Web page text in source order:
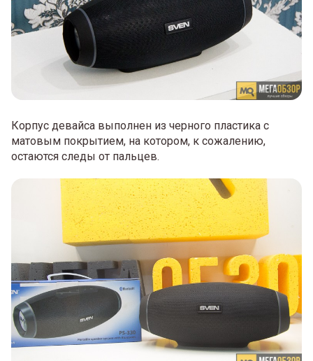
Корпус девайса выполнен из черного пластика с
матовым покрытием, на котором, к сожалению,
остаются следы от пальцев.